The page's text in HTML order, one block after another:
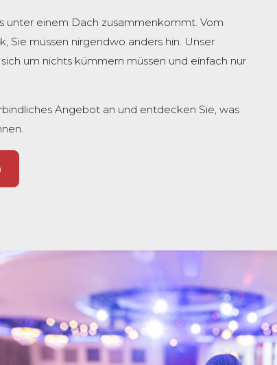
unter einem Dach zusammenkommt. Vom
Sie müssen nirgendwo anders hin. Unser
um nichts kümmern müssen und einfach nur
Angebot an und entdecken Sie, was